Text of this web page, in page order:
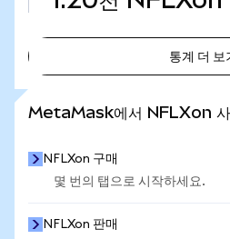
통계 더 보
MetaMask에서 NFLXon 사
NFLXon 구매
몇 번의 탭으로 시작하세요.
NFLXon 판매